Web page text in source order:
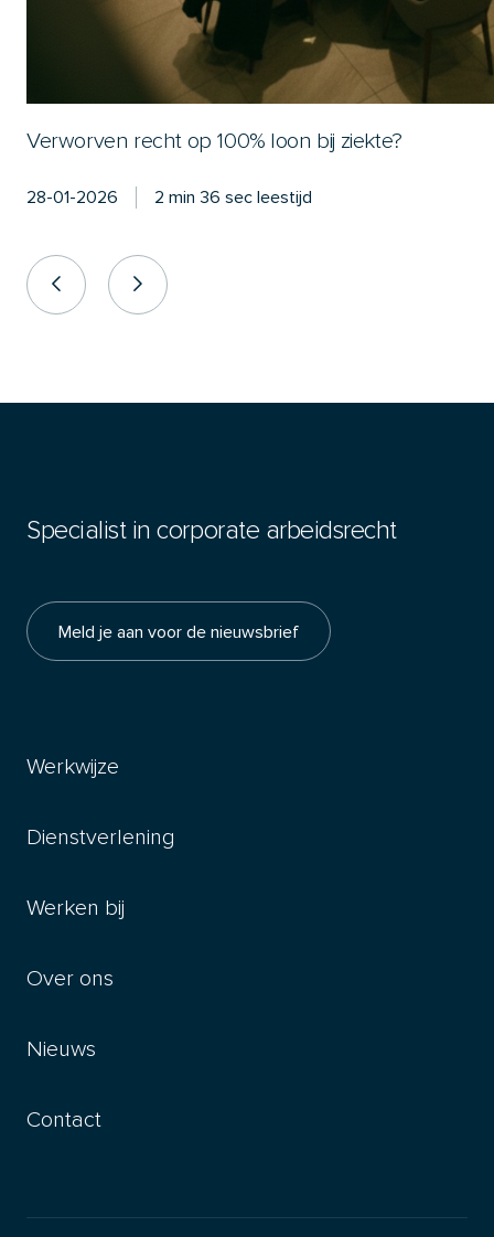
Verworven recht op 100% loon bij ziekte?
28-01-2026 2 min 36 sec leestijd
Specialist in corporate arbeidsrecht
Meld je aan voor de nieuwsbrief
Werkwijze
Dienstverlening
Werken bij
Over ons
Nieuws
Contact